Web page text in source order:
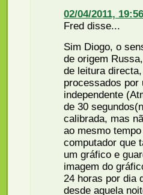
02/04/2011,
Fred disse...
Sim Diogo, o
de origem
de leitura
processados por
independente
de 30
calibrada, mas
ao mesmo
computador que
um gráfico e
imagem do
24 horas por dia
desde aquela